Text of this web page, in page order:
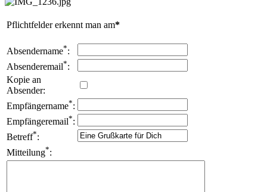
Pflichtfelder erkennt man am*
Absendername*:
Absenderemail*:
Kopie an
Absender:
Empfängername*:
Empfängeremail*:
Betreff*:
Mitteilung*: